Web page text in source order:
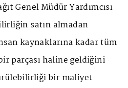
Genel Müdür Yardımcısı
satın almadan
kaynaklarına kadar tüm
parçası haline geldiğini
bir maliyet